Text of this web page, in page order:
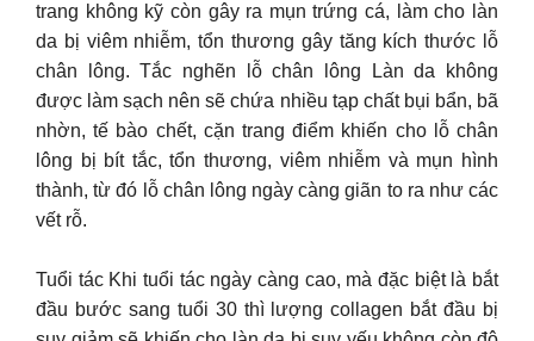
trang không kỹ còn gây ra mụn trứng cá, làm cho làn
da bị viêm nhiễm, tổn thương gây tăng kích thước lỗ
chân lông. Tắc nghẽn lỗ chân lông Làn da không
được làm sạch nên sẽ chứa nhiều tạp chất bụi bẩn, bã
nhờn, tế bào chết, cặn trang điểm khiến cho lỗ chân
lông bị bít tắc, tổn thương, viêm nhiễm và mụn hình
thành, từ đó lỗ chân lông ngày càng giãn to ra như các
vết rỗ.
Tuổi tác Khi tuổi tác ngày càng cao, mà đặc biệt là bắt
đầu bước sang tuổi 30 thì lượng collagen bắt đầu bị